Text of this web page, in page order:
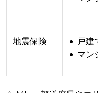
地震保険
戸建
マン